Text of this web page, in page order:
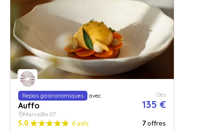
Repas gastronomiques avec
Auffo
Dès
135 €
Marseille 07
5.0 6 avis 7offres